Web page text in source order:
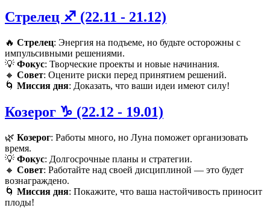
Стрелец ♐️ (22.11 - 21.12)
🔥 Стрелец: Энергия на подъеме, но будьте осторожны с
импульсивными решениями.
💡 Фокус: Творческие проекты и новые начинания.
🔸 Совет: Оцените риски перед принятием решений.
🌀 Миссия дня: Доказать, что ваши идеи имеют силу!
Козерог ♑️ (22.12 - 19.01)
🌿 Козерог: Работы много, но Луна поможет организовать
время.
💡 Фокус: Долгосрочные планы и стратегии.
🔸 Совет: Работайте над своей дисциплиной — это будет
вознаграждено.
🌀 Миссия дня: Покажите, что ваша настойчивость приносит
плоды!